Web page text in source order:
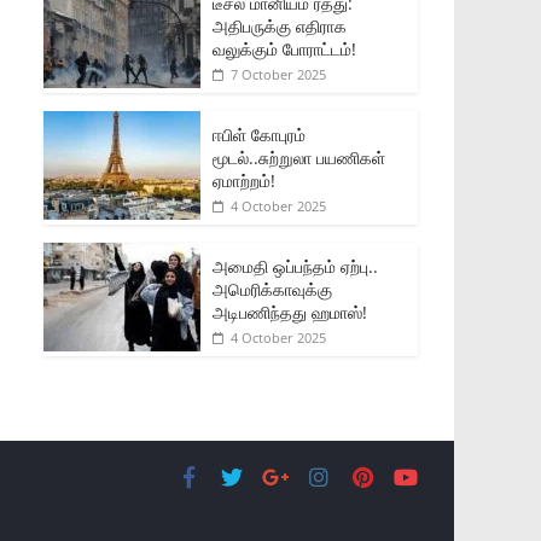
அதிபருக்கு எதிராக
வலுக்கும் போராட்டம்!
7 October 2025
ஈபிள் கோபுரம்
மூடல்..சுற்றுலா பயணிகள்
ஏமாற்றம்!
4 October 2025
அமைதி ஒப்பந்தம் ஏற்பு..
அமெரிக்காவுக்கு
அடிபணிந்தது ஹமாஸ்!
4 October 2025